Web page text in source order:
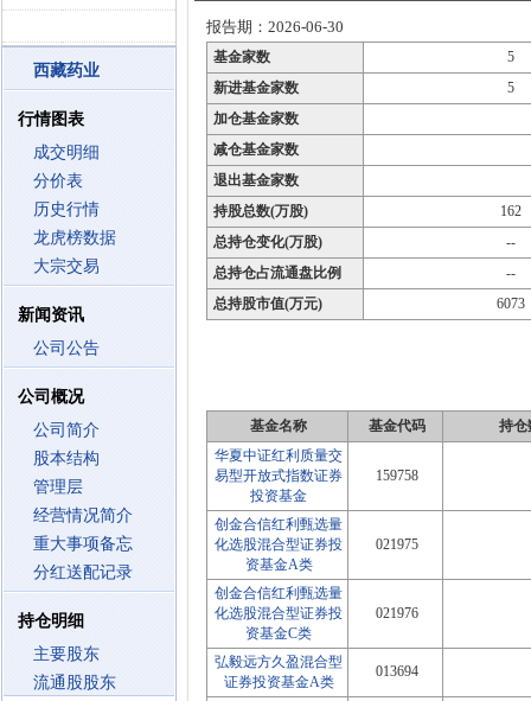
西藏药业
行情图表
成交明细
分价表
历史行情
龙虎榜数据
大宗交易
新闻资讯
公司公告
公司概况
公司简介
股本结构
管理层
经营情况简介
重大事项备忘
分红送配记录
持仓明细
主要股东
流通股股东
报告期：2026-06-30
基金家数
5
新进基金家数
5
加仓基金家数
减仓基金家数
退出基金家数
持股总数(万股)
162
总持仓变化(万股)
--
总持仓占流通盘比例
--
总持股市值(万元)
6073
基金名称 基金代码
持仓
华夏中证红利质量交
易型开放式指数证券
投资基金
159758
创金合信红利甄选量
化选股混合型证券投
资基金A类
021975
创金合信红利甄选量
化选股混合型证券投
资基金C类
021976
弘毅远方久盈混合型
证券投资基金A类
013694